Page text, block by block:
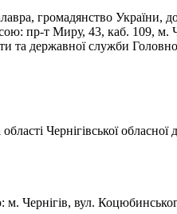
громадянство
пр-т Миру, 43, каб. 109, м.
та державної служби
Чернігівської обласної
м. Чернігів, вул.